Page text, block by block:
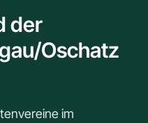
der
Oschatz
im